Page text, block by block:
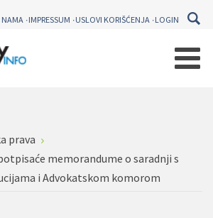
NAMA IMPRESSUM USLOVI KORIŠĆENJA LOGIN
prava
memorandume o saradnji s
i Advokatskom komorom